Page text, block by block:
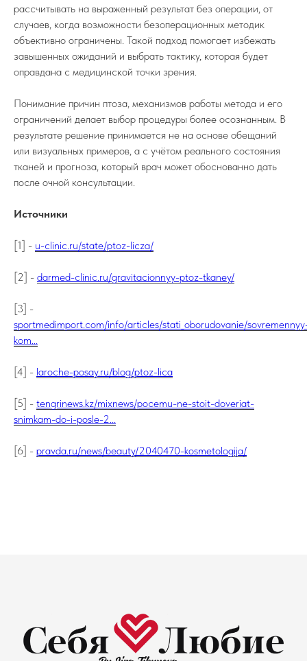
рассчитывать на выраженный результат без операции, от
случаев, когда возможности безоперационных методик
объективно ограничены. Такой подход помогает избежать
завышенных ожиданий и выбрать тактику, которая будет
оправдана с медицинской точки зрения.
Понимание причин птоза, механизмов работы метода и его
ограничений делает выбор процедуры более осознанным. В
результате решение принимается не на основе обещаний
или визуальных примеров, а с учётом реального состояния
тканей и прогноза, который врач может обоснованно дать
после очной консультации.
Источники
[1] - u-clinic.ru/state/ptoz-licza/
[2] - darmed-clinic.ru/gravitacionnyy-ptoz-tkaney/
[3] -
sportmedimport.com/info/articles/stati_oborudovanie/
kom...
[4] - laroche-posay.ru/blog/ptoz-lica
[5] - tengrinews.kz/mixnews/pocemu-ne-stoit-doveriat-
snimkam-do-i-posle-2...
[6] - pravda.ru/news/beauty/2040470-kosmetologija/